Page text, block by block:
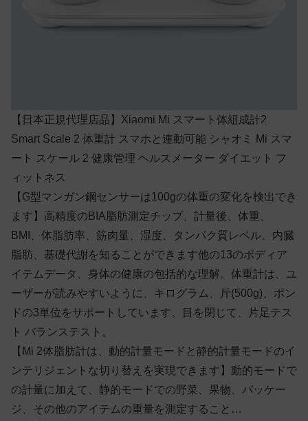
【日本正規代理店品】Xiaomi Mi スマート体組成計2
Smart Scale 2 体重計 スマホと連動可能 シャオミ Mi スマ
ート スケール 2 健康管理 ヘルスメーター ダイエット フ
ィットネス
【G型マンガン鋼センサーは100gの体重の変化を検出でき
ます】高精度のBIA脂肪測定チップ、計量後、体重、
BMI、体脂肪率、筋肉量、湿度、タンパク質レベル、内臓
脂肪、基礎代謝を知ることができます他の13のボディア
イテムデータ、身体の健康の包括的な理解。体重計は、ユ
ーザーが読みやすいように、キログラム、斤(500g)、ポン
ドの3単位をサポートしています。目を閉じて、片足テス
ト バランステスト。
【Mi 2体脂肪計は、動的計量モードと静的計量モードのイ
ンテリジェントな切り替えを実現できます】動的モードで
の計量に加えて、静的モードでの野菜、果物、パッケー
ジ、その他のアイテムの重量を測定すること…